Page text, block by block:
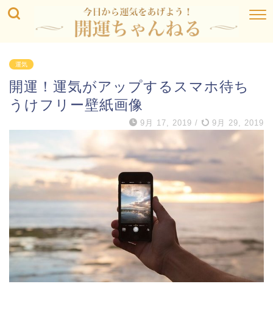
運気
開運！運気がアップするスマホ待ち
うけフリー壁紙画像
9月 17, 2019 / 9月 29, 2019